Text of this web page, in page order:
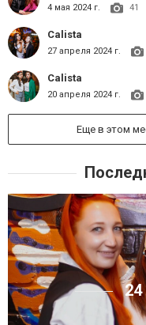
4 мая 2024 г. 41
Calista
27 апреля 2024 г.
Calista
20 апреля 2024 г.
Еще в этом
24